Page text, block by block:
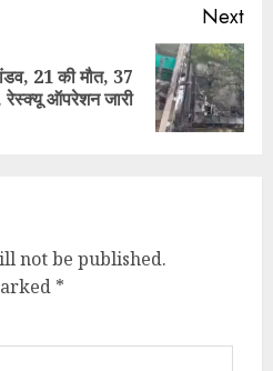
Next
21 की मौत, 37
रेस्क्यू ऑपरेशन जारी
not be published.
*